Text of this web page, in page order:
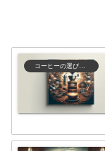
コーヒーの選び方と保存